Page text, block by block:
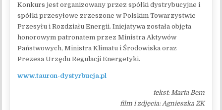
Konkurs jest organizowany przez spółki dystrybucyjne i
spółki przesyłowe zrzeszone w Polskim Towarzystwie
Przesyłu i Rozdziału Energii. Inicjatywa została objęta
honorowym patronatem przez Ministra Aktywów
Państwowych, Ministra Klimatu i Środowiska oraz
Prezesa Urzędu Regulacji Energetyki.
www.tauron-dystyrbucja.pl
tekst: Marta Bem
film i zdjęcia: Agnieszka ZK